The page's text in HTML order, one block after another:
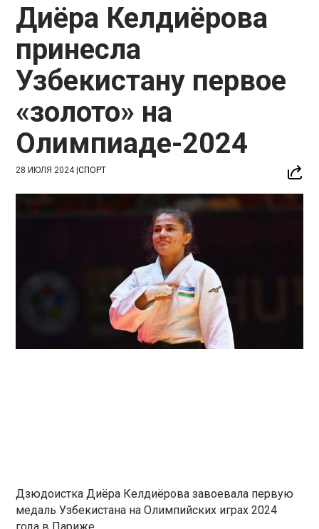
Диёра Келдиёрова
принесла
Узбекистану первое
«золото» на
Олимпиаде-2024
28 ИЮЛЯ 2024|СПОРТ
Дзюдоистка Диёра Келдиёрова завоевала первую
медаль Узбекистана на Олимпийских играх 2024